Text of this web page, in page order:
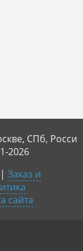
СПб, Росси
2026
| Заказ и
сайта